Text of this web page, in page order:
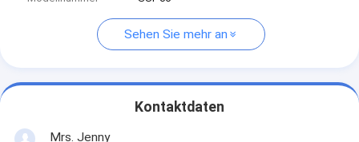
Sehen Sie mehr an
Kontaktdaten
Mrs. Jenny